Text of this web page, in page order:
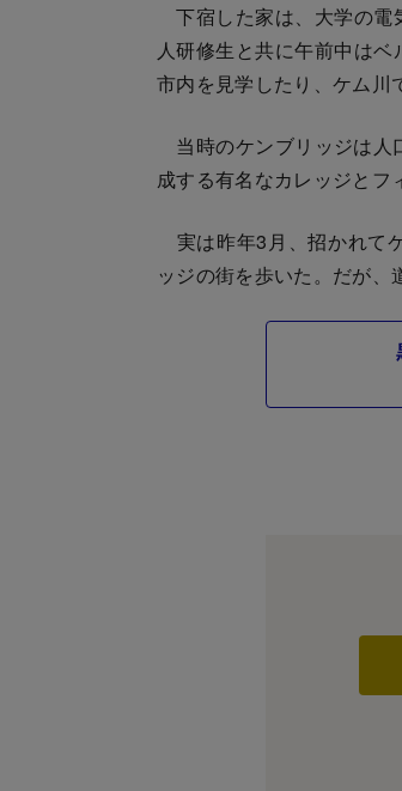
下宿した家は、大学の電
人研修生と共に午前中は
市内を見学したり、ケム川
当時のケンブリッジは人
成する有名なカレッジとフ
実は昨年3月、招かれて
ッジの街を歩いた。だが、